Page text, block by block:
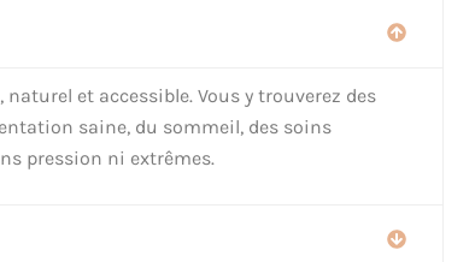
, naturel et accessible. Vous y trouverez des
saine, du sommeil, des soins
pression ni extrêmes.